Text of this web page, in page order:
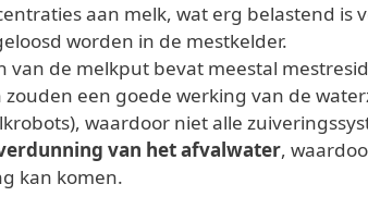
aan melk, wat erg belastend is
worden in de mestkelder.
van de melkput bevat meestal
zouden een goede werking van de
waardoor niet alle
van het afvalwater,
kan komen.